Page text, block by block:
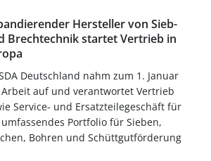
Hersteller von Sieb-
Brechtechnik startet Vertrieb in
Deutschland nahm zum 1. Januar
auf und verantwortet Vertrieb
Service- und Ersatzteilegeschäft für
Portfolio für Sieben,
Bohren und Schüttgutförderung